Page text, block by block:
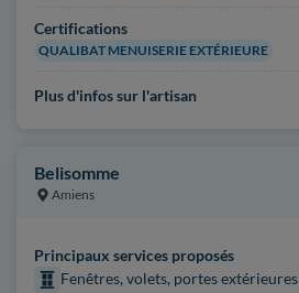
Certifications
QUALIBAT MENUISERIE EXTÉRIEURE
Plus d'infos sur l'artisan
Belisomme
Amiens
Principaux services proposés
Fenêtres, volets, portes extérieures